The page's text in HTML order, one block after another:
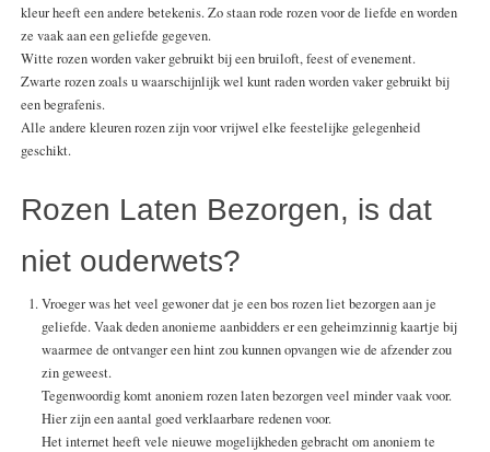
kleur heeft een andere betekenis. Zo staan rode rozen voor de liefde en worden
ze vaak aan een geliefde gegeven.
Witte rozen worden vaker gebruikt bij een bruiloft, feest of evenement.
Zwarte rozen zoals u waarschijnlijk wel kunt raden worden vaker gebruikt bij
een begrafenis.
Alle andere kleuren rozen zijn voor vrijwel elke feestelijke gelegenheid
geschikt.
Rozen Laten Bezorgen, is dat
niet ouderwets?
Vroeger was het veel gewoner dat je een bos rozen liet bezorgen aan je
geliefde. Vaak deden anonieme aanbidders er een geheimzinnig kaartje bij
waarmee de ontvanger een hint zou kunnen opvangen wie de afzender zou
zin geweest.
Tegenwoordig komt anoniem rozen laten bezorgen veel minder vaak voor.
Hier zijn een aantal goed verklaarbare redenen voor.
Het internet heeft vele nieuwe mogelijkheden gebracht om anoniem te